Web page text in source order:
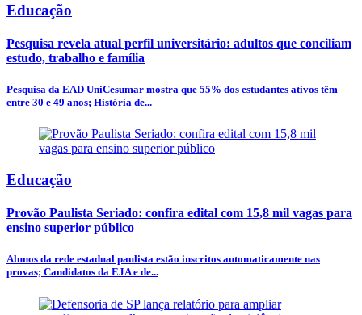
Educação
Pesquisa revela atual perfil universitário: adultos que conciliam
estudo, trabalho e família
Pesquisa da EAD UniCesumar mostra que 55% dos estudantes ativos têm
entre 30 e 49 anos; História de...
Educação
Provão Paulista Seriado: confira edital com 15,8 mil vagas para
ensino superior público
Alunos da rede estadual paulista estão inscritos automaticamente nas
provas; Candidatos da EJA e de...